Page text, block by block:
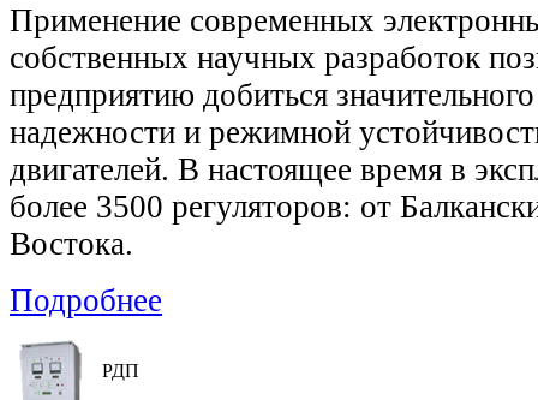
Применение современных
собственных научных разработок
предприятию добиться
надежности и режимной
двигателей. В настоящее время в
более 3500 регуляторов: от
Востока.
Подробнее
РДП